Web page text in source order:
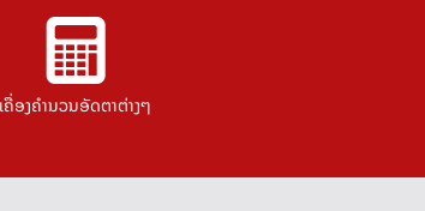
ເຄື່ອງຄຳນວນອັດຕາຕ່າງໆ